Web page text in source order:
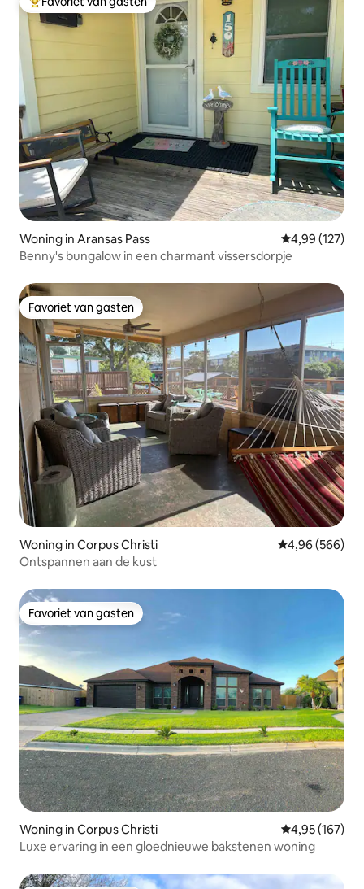
Topfavoriet van gasten
Woning in Aransas Pass Gemiddelde
4,99 (127)
Benny's bungalow in een charmant vissersdorpje
Favoriet van gasten
Favoriet van gasten
Woning in Corpus Christi Gemiddelde
4,96 (566)
Ontspannen aan de kust
Favoriet van gasten
Favoriet van gasten
Woning in Corpus Christi Gemiddelde
4,95 (167)
Luxe ervaring in een gloednieuwe bakstenen woning